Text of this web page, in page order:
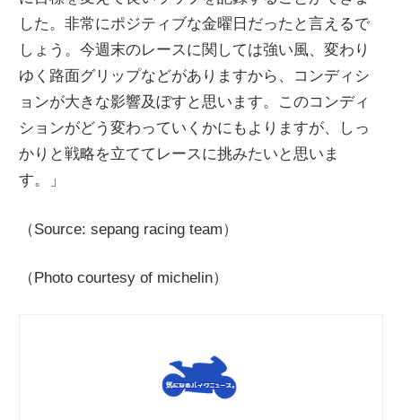
した。非常にポジティブな金曜日だったと言えるで
しょう。今週末のレースに関しては強い風、変わり
ゆく路面グリップなどがありますから、コンディシ
ョンが大きな影響及ぼすと思います。このコンディ
ションがどう変わっていくかにもよりますが、しっ
かりと戦略を立ててレースに挑みたいと思いま
す。」
（Source: sepang racing team）
（Photo courtesy of michelin）